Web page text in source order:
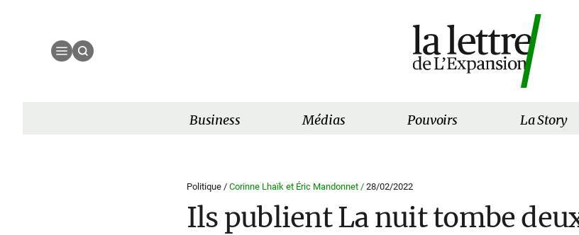
Business Médias Pouvoirs La Story
Politique / Corinne Lhaïk et Éric Mandonnet / 28/02/2022
Ils publient La nuit tombe